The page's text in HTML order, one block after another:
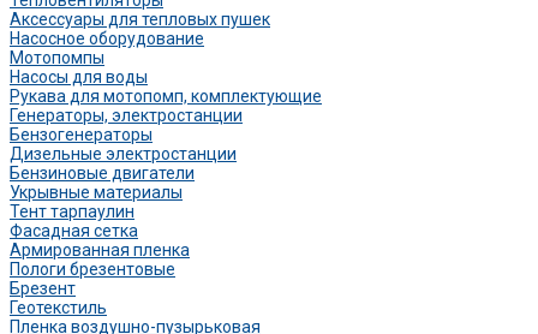
Аксессуары для тепловых пушек
Насосное оборудование
Мотопомпы
Насосы для воды
Рукава для мотопомп, комплектующие
Генераторы, электростанции
Бензогенераторы
Дизельные электростанции
Бензиновые двигатели
Укрывные материалы
Тент тарпаулин
Фасадная сетка
Армированная пленка
Пологи брезентовые
Брезент
Геотекстиль
Пленка воздушно-пузырьковая